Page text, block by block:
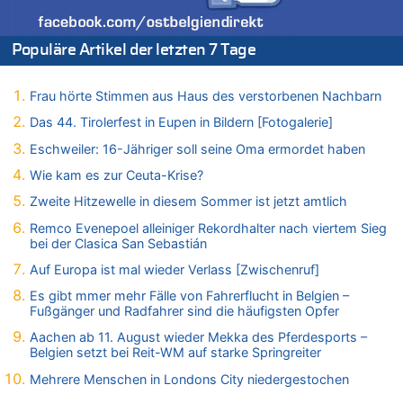
Zweite Hitzewelle in diesem Sommer ist jetzt amtlich
06.08.2026 - 17:01 von Wahlstimme? zu
FIFA-Spitze demonstriert Einigkeit trotz Kritik und neuer
06.08.2026 - 16:53 von Frage zu
Zweite Hitzewelle in diesem Sommer ist jetzt amtlich
06.08.2026 - 16:39 von Noah Parmentier zu
Zweite Hitzewelle in diesem Sommer ist jetzt amtlich
06.08.2026 - 16:10 von Dax zu
Wasserstand des Rheins in NRW so niedrig wie noch nie
06.08.2026 - 15:51 von SuperBoy zu
Eschweiler: 16-Jähriger soll seine Oma ermordet haben
06.08.2026 - 15:42 von PvD zu
Mehrere Menschen in Londons City niedergestochen
06.08.2026 - 15:42 von Dax zu
Zweite Hitzewelle in diesem Sommer ist jetzt amtlich
Populäre Artikel der letzten 7 Tage
Frau hörte Stimmen aus Haus des verstorbenen Nachbarn
Das 44. Tirolerfest in Eupen in Bildern [Fotogalerie]
Eschweiler: 16-Jähriger soll seine Oma ermordet haben
Wie kam es zur Ceuta-Krise?
Zweite Hitzewelle in diesem Sommer ist jetzt amtlich
Remco Evenepoel alleiniger Rekordhalter nach viertem Sieg
bei der Clasica San Sebastián
Auf Europa ist mal wieder Verlass [Zwischenruf]
Es gibt mmer mehr Fälle von Fahrerflucht in Belgien –
Fußgänger und Radfahrer sind die häufigsten Opfer
Aachen ab 11. August wieder Mekka des Pferdesports –
Belgien setzt bei Reit-WM auf starke Springreiter
Mehrere Menschen in Londons City niedergestochen